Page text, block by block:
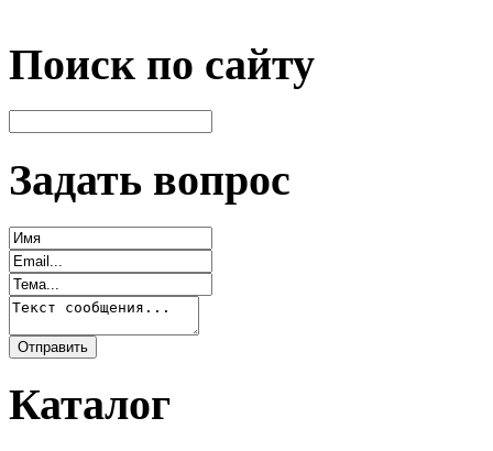
Поиск по сайту
Задать вопрос
Каталог